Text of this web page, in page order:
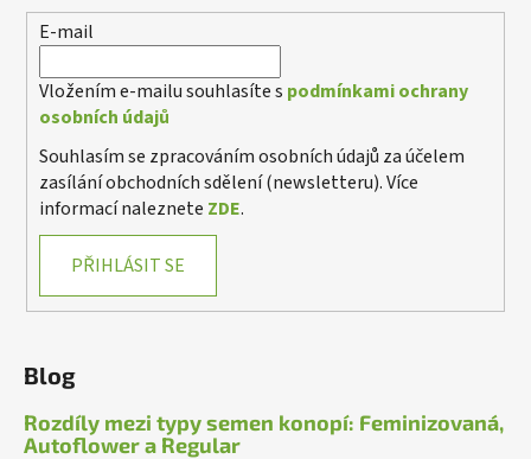
E-mail
Vložením e-mailu souhlasíte s podmínkami ochrany
osobních údajů
Souhlasím se zpracováním osobních údajů za účelem
zasílání obchodních sdělení (newsletteru). Více
informací naleznete ZDE.
PŘIHLÁSIT SE
Blog
Rozdíly mezi typy semen konopí: Feminizovaná,
Autoflower a Regular